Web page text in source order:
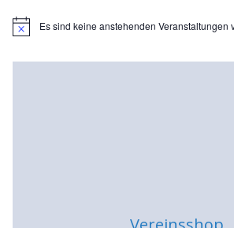
H
Es sind keine anstehenden Veranstaltungen